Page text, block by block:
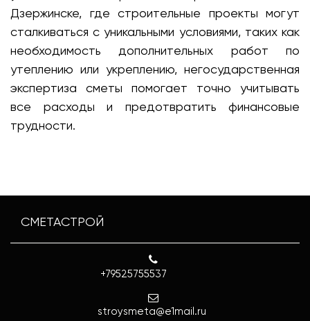
Дзержинске, где строительные проекты могут
сталкиваться с уникальными условиями, таких как
необходимость дополнительных работ по
утеплению или укреплению, негосударственная
экспертиза сметы помогает точно учитывать
все расходы и предотвратить финансовые
трудности.
СМЕТАСТРОЙ
+79525755537
stroysmeta@e1mail.ru